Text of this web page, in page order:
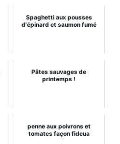
Spaghetti aux pousses
d'épinard et saumon fumé
Pâtes sauvages de
printemps !
penne aux poivrons et
tomates façon fideua